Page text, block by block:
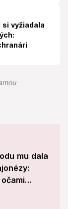
si vyžiadala
mu dala